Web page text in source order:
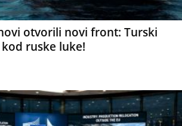
otvorili novi front: Turski
ruske luke!